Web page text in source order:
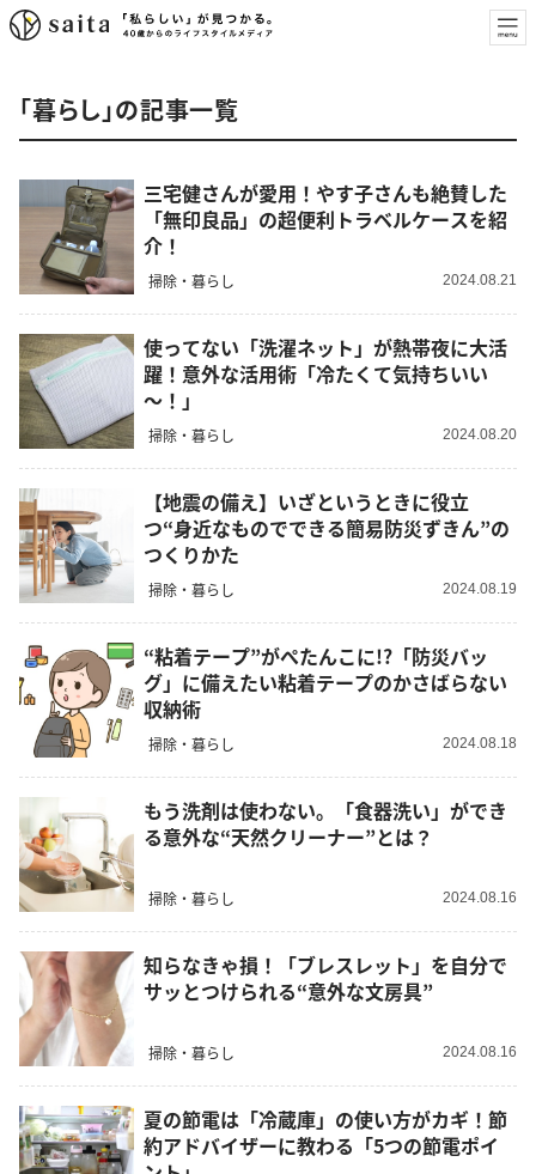
「暮らし」の記事一覧
三宅健さんが愛用！やす子さんも絶賛した
「無印良品」の超便利トラベルケースを紹
介！
掃除・暮らし 2024.08.21
使ってない「洗濯ネット」が熱帯夜に大活
躍！意外な活用術「冷たくて気持ちいい
～！」
掃除・暮らし 2024.08.20
【地震の備え】いざというときに役立
つ“身近なものでできる簡易防災ずきん”の
つくりかた
掃除・暮らし 2024.08.19
“粘着テープ”がぺたんこに!?「防災バッ
グ」に備えたい粘着テープのかさばらない
収納術
掃除・暮らし 2024.08.18
もう洗剤は使わない。「食器洗い」ができ
る意外な“天然クリーナー”とは？
掃除・暮らし 2024.08.16
知らなきゃ損！「ブレスレット」を自分で
サッとつけられる“意外な文房具”
掃除・暮らし 2024.08.16
夏の節電は「冷蔵庫」の使い方がカギ！節
約アドバイザーに教わる「5つの節電ポイ